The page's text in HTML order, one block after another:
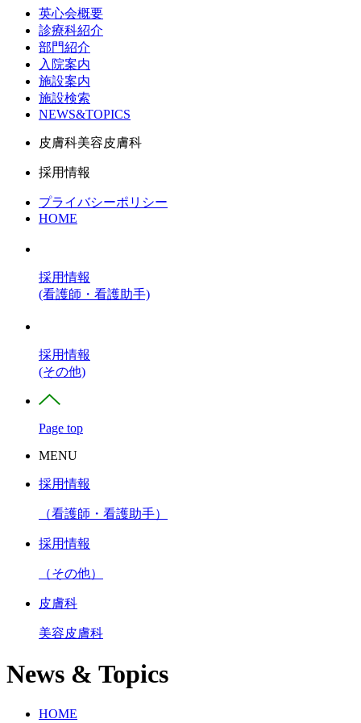
英心会概要
診療科紹介
部門紹介
入院案内
施設案内
施設検索
NEWS&TOPICS
皮膚科美容皮膚科
採用情報
プライバシーポリシー
HOME
採用情報
(看護師・看護助手)
採用情報
(その他)
Page top
MENU
採用情報
（看護師・看護助手）
採用情報
（その他）
皮膚科
美容皮膚科
News & Topics
HOME